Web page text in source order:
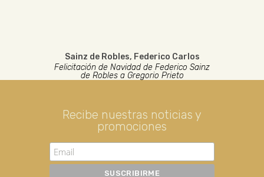
Sainz de Robles, Federico Carlos
Felicitación de Navidad de Federico Sainz
de Robles a Gregorio Prieto
Recibe nuestras noticias y
promociones